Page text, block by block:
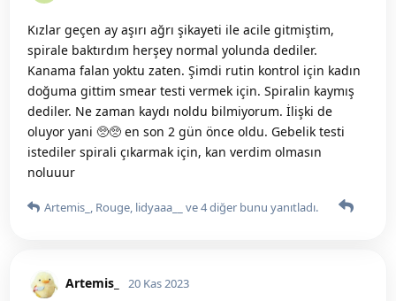
Kızlar geçen ay aşırı ağrı şikayeti ile acile gitmiştim,
spirale baktırdım herşey normal yolunda dediler.
Kanama falan yoktu zaten. Şimdi rutin kontrol için kadın
doğuma gittim smear testi vermek için. Spiralin kaymış
dediler. Ne zaman kaydı noldu bilmiyorum. İlişki de
oluyor yani 🥺🥺 en son 2 gün önce oldu. Gebelik testi
istediler spirali çıkarmak için, kan verdim olmasın
noluuur
Artemis_ , Rouge, lidyaaa__ ve4diğer bunu yanıtladı.
Artemis_ 20 Kas 2023